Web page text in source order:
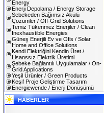
Energy
Enerji Depolama / Energy Storage
Şebekeden Bağımsız Akülü
Çözümler / Off-Grid Solutions
Temiz Tükenmez Enerjiler / Clean
Inexhaustible Energies
Güneş Enerjili Ev ve Ofis / Solar
Home and Office Solutions
Kendi Elektriğini Kendin Üret /
Lisanssız Elektrik Üretimi
Şebeke Bağlantılı Uygulamalar / On-
Grid Applications
Yeşil Ürünler / Green Products
Keşif Proje Geliştirme Tasarım
Energiewende / Enerji Dönüşümü
HABERLER